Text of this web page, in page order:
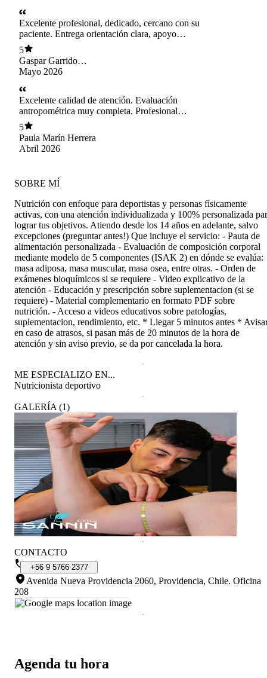
Excelente profesional, dedicado, cercano con su
paciente. Entrega orientación clara, apoyo
constante y resultados reales. Gracias por el
acompañamiento.
5
Gaspar Garrido
Alvarado
Mayo 2026
Excelente calidad de atención. Evaluación
antropométrica muy completa. Profesional
amable y claro en las explicaciones.
5
Paula Marín Herrera
Abril 2026
Agenda tu hora
SOBRE MÍ
Nutrición con enfoque para deportistas y personas físicamente
activas, con una atención individualizada y 100% personalizada
lograr tus objetivos. Atiendo desde los 14 años en adelante, salvo
excepciones (preguntar antes!) Que incluye el servicio: - Pauta de
alimentación personalizada - Evaluación de composición corporal
mediante modelo de 5 componentes (ISAK 2) en dónde se evalúa:
masa adiposa, masa muscular, masa osea, entre otras. - Orden de
exámenes bioquímicos si se requiere - Video explicativo de la
atención - Educación y prescripción sobre suplementacion (si se
requiere) - Material complementario en formato PDF sobre
nutrición. - Acceso a videos educativos sobre patologías,
suplementacion, rendimiento, etc. * Llegar 5 minutos antes *
en caso de atrasos, si pasan más de 20 minutos de la hora de
atención y sin aviso previo, se da por cancelada la hora.
ME ESPECIALIZO EN...
Nutricionista deportivo
GALERÍA (1)
CONTACTO
+56 9 5766 2377
Avenida Nueva Providencia 2060, Providencia, Chile. Oficina
208